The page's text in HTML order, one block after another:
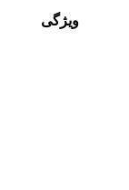
ویژگی